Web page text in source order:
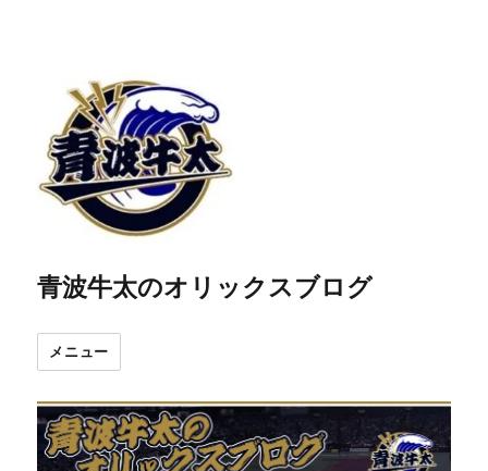
青波牛太のオリックスブログ
メニュー